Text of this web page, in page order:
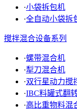
·小袋拆包机
·全自动小袋拆
搅拌混合设备系列
·螺带混合机
·犁刀混合机
·双行星动力搅
·IBC料罐式翻
·高比重物料混